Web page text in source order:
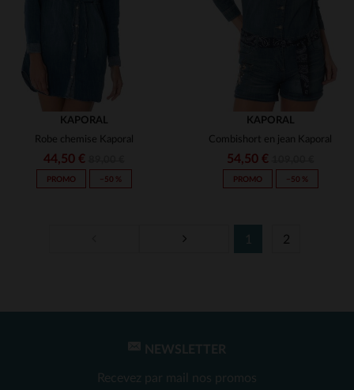
KAPORAL
Robe chemise Kaporal
44,50 €
PROMO −50 %
KAPORAL
Combishort en jean Kaporal
54,50 €
PROMO −50 %
2
NEWSLETTER
Recevez par mail nos promos